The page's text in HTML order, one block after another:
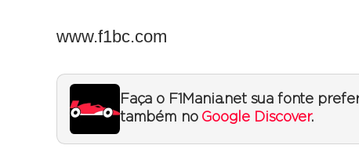
www.f1bc.com
Faça o F1Mania.net sua fonte
também no Google Discover.